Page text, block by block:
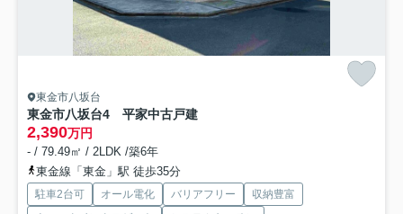
東金市八坂台
東金市八坂台4 平家中古戸建
2,390万円
- / 79.49㎡ / 2LDK /築6年
東金線「東金」駅 徒歩35分
駐車2台可 オール電化 バリアフリー
収納豊富